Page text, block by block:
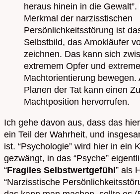
heraus hinein in die
Merkmal der narzisstischen
Persönlichkeitsstörung ist
Selbstbild, das Amokläufer
zeichnen. Das kann sich
extremem Opfer und
Machtorientierung bewegen.
Planen der Tat kann einen
Machtposition hervorrufen.
Ich gehe davon aus, dass das
ein Teil der Wahrheit, und
ist. “Psychologie” wird hier in ein
gezwängt, in das “Psyche”
“Fragiles Selbstwertgefühl” als
“Narzisstische